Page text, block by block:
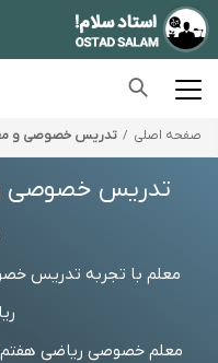
صفحه اصلی تدریس خصوصی و
تدریس خصوصی
معلم با تجربه تدریس
معلم خصوصی ریاضی